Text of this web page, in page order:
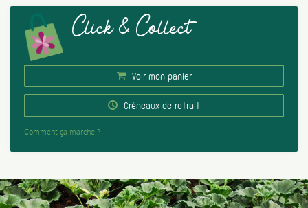
Click & Collect
Voir mon panier
Créneaux de retrait
Comment ça marche ?